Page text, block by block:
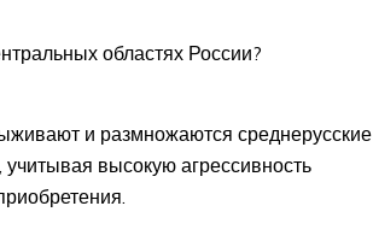
областях России?
и размножаются среднерусские
высокую агрессивность